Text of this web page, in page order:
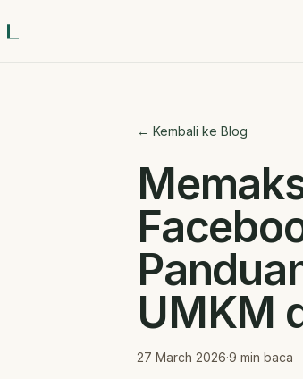
← Kembali ke Blog
UMKM
27 March 2026·9 min baca